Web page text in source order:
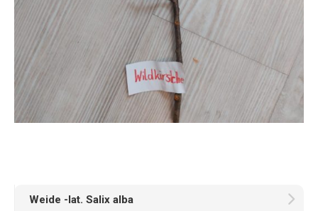
Weide -lat. Salix alba